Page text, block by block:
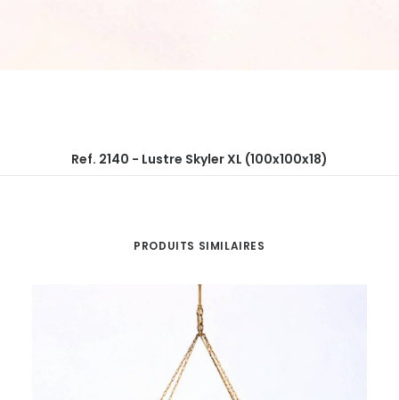
Ref. 2140 - Lustre Skyler XL (100x100x18)
PRODUITS SIMILAIRES